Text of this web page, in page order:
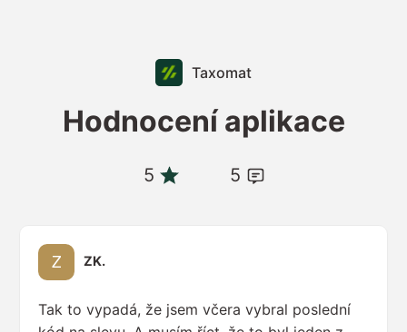
Taxomat
Hodnocení aplikace
5 5
ZK.
Tak to vypadá, že jsem včera vybral poslední